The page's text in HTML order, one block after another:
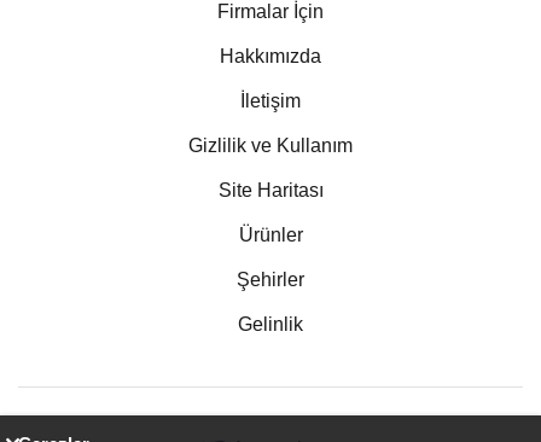
Firmalar İçin
Hakkımızda
İletişim
Gizlilik ve Kullanım
Site Haritası
Ürünler
Şehirler
Gelinlik